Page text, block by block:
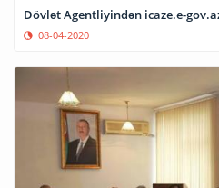
Dövlət Agentliyindən icaze.e-
08-04-2020